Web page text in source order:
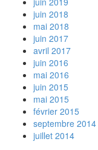
juin 2018
mai 2018
juin 2017
avril 2017
juin 2016
mai 2016
juin 2015
mai 2015
février 2015
septembre 2014
juillet 2014